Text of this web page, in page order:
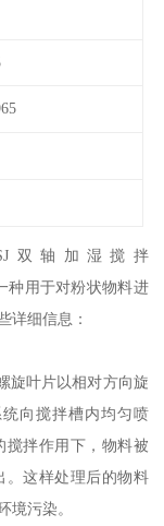
双轴加湿搅拌
种用于对粉状物料进
详细信息：
旋叶片以相对方向旋
向搅拌槽内均匀喷
搅拌作用下，物料被
。这样处理后的物料
境污染。